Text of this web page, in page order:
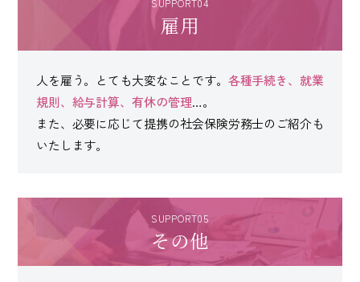
SUPPORT04
雇用
人を雇う。とても大変なことです。 各種手続き、就業
規則、給与計算、有休の管理…。
また、必要に応じて提携の社会保険労務士のご紹介も
いたします。
SUPPORT05
その他